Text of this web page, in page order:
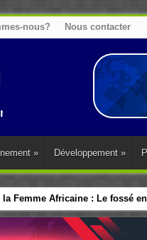
nous? Nous contacter
en Afrique et dans le
» Développement »
Femme Africaine : Le fossé